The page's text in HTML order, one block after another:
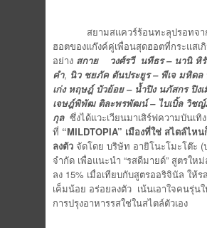
สยามสแควร์ร้อนทะลุปรอทจาก
ฮอตของแก๊งค์คู่เพื่อนสุดฮอตที่กระแส
อย่าง สกาย วงศ์รวี นทีธร – นานิ หิ
คำ, นิว ชยภัค ตันประยูร– พีเจ มหิดล
เก่ง หฤษฎ์ บัวย้อย – น้ำปิง นภัสกร ปิงเ
เจษฎ์พิพัฒ ติละพรพัฒน์ – ไบเบิ้ล วิช
กุลซึ่งได้แวะเวียนมาเสิร์ฟความบันเทิง
ที่ “MILDTOPIA” เมืองที่ใช่ สไตล์ไห
ลงตัว จัดโดย บริษัท อายิโนะโมะโต๊ะ (
จำกัด เพื่อแนะนำ “รสดีมายด์” สูตรใหม่
ลง 15% เมื่อเทียบกับสูตรออริจินัล ให้
เค็มน้อย อร่อยลงตัว เน้นเอาใจคนรุ่น
การปรุงอาหารรสใช่ในสไตล์ตัวเอง